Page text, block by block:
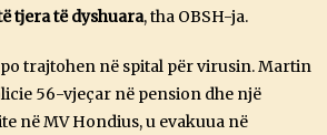
tjera të dyshuara, tha OBSH-ja.
trajtohen në spital për virusin. Martin
56-vjeçar në pension dhe një
në MV Hondius, u evakuua në